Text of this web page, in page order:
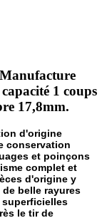
1 coups
17,8mm.
d'origine
conservation
et poinçons
complet et
d'origine y
belle rayures
superficielles
le tir de